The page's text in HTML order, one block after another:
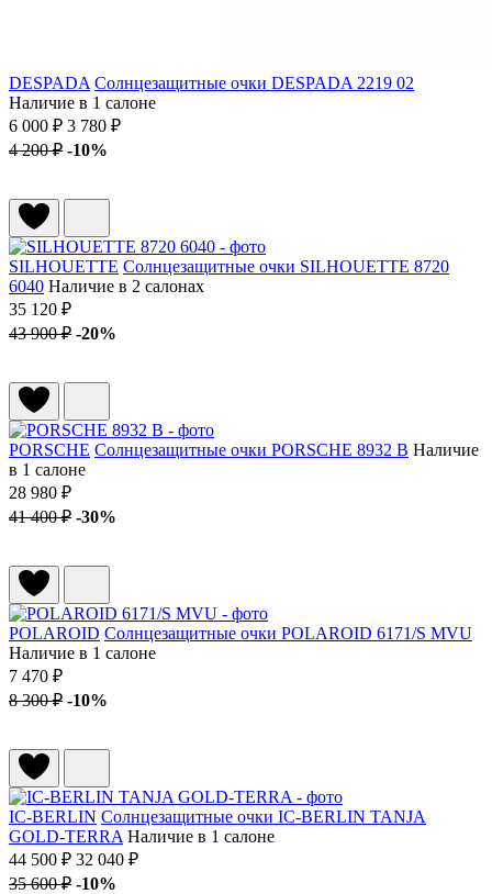
DESPADA Солнцезащитные очки DESPADA 2219 02
Наличие в 1 салоне
6 000 ₽ 3 780 ₽
4 200 ₽ -10%
SILHOUETTE Солнцезащитные очки SILHOUETTE 8720
6040 Наличие в 2 салонах
35 120 ₽
43 900 ₽ -20%
PORSCHE Солнцезащитные очки PORSCHE 8932 B Наличие
в 1 салоне
28 980 ₽
41 400 ₽ -30%
POLAROID Солнцезащитные очки POLAROID 6171/S MVU
Наличие в 1 салоне
7 470 ₽
8 300 ₽ -10%
IC-BERLIN Солнцезащитные очки IC-BERLIN TANJA
GOLD-TERRA Наличие в 1 салоне
44 500 ₽ 32 040 ₽
35 600 ₽ -10%